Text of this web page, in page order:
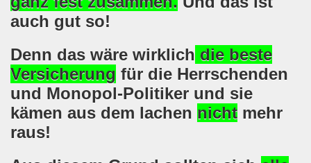
auch gut so!
Denn das wäre wirklich die beste
Versicherung für die Herrschenden
und Monopol-Politiker und sie
kämen aus dem lachen nicht mehr
raus!
und die einzigartige Show-Einlage von dir aus dem
am 25.05.2020: Jetzt erst RECHT die
am 25.05.2020 - Corona-Gerecht und
- Berichte aus erster Hand am 11.05.2020
Krisenlasten auf Arbeiter, auf Erwerbslose, auf